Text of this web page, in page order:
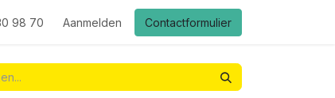
98 70 Aanmelden Contactformulier